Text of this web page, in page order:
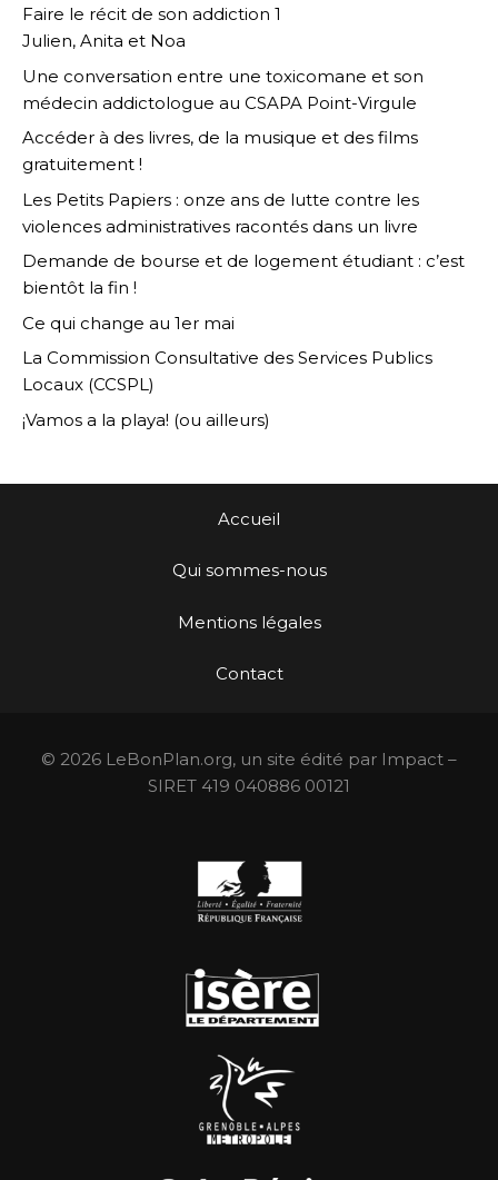
Faire le récit de son addiction 1
Julien, Anita et Noa
Une conversation entre une toxicomane et son
médecin addictologue au CSAPA Point-Virgule
Accéder à des livres, de la musique et des films
gratuitement !
Les Petits Papiers : onze ans de lutte contre les
violences administratives racontés dans un livre
Demande de bourse et de logement étudiant : c’est
bientôt la fin !
Ce qui change au 1er mai
La Commission Consultative des Services Publics
Locaux (CCSPL)
¡Vamos a la playa! (ou ailleurs)
Accueil
Qui sommes-nous
Mentions légales
Contact
© 2026 LeBonPlan.org, un site édité par Impact –
SIRET 419 040886 00121